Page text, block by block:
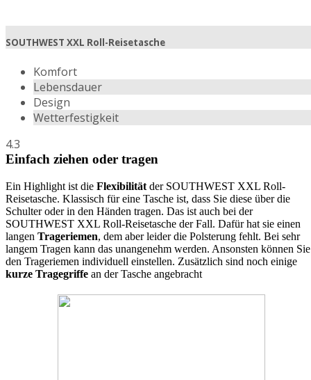
SOUTHWEST XXL Roll-Reisetasche
Komfort
Lebensdauer
Design
Wetterfestigkeit
4.3
Einfach ziehen oder tragen
Ein Highlight ist die Flexibilität der SOUTHWEST XXL Roll-
Reisetasche. Klassisch für eine Tasche ist, dass Sie diese über die
Schulter oder in den Händen tragen. Das ist auch bei der
SOUTHWEST XXL Roll-Reisetasche der Fall. Dafür hat sie einen
langen Trageriemen, dem aber leider die Polsterung fehlt. Bei sehr
langem Tragen kann das unangenehm werden. Ansonsten können Sie
den Trageriemen individuell einstellen. Zusätzlich sind noch einige
kurze Tragegriffe an der Tasche angebracht